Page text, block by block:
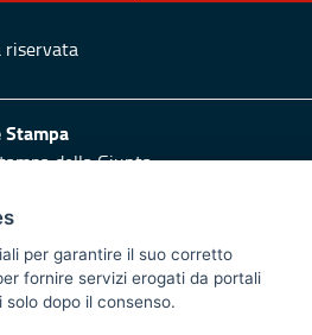
riservata
Stampa
della Giunta
regionale
di pubblicazione
per garantire il suo corretto
fornire servizi erogati da portali
dopo il consenso.